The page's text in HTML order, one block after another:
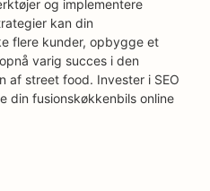
og implementere
kan din
flere kunder, opbygge et
varig succes i den
street food. Invester i SEO
din fusionskøkkenbils online